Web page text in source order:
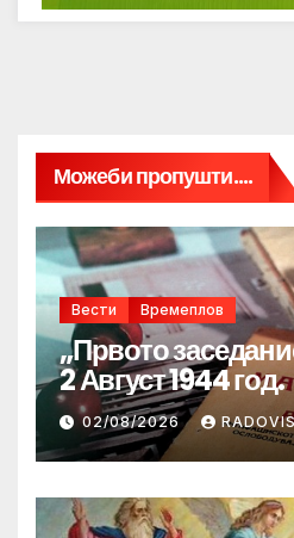
Можеби пропушти....
Вести Времеплов
„Првото
2 Август 1944 год.
02/08/2026